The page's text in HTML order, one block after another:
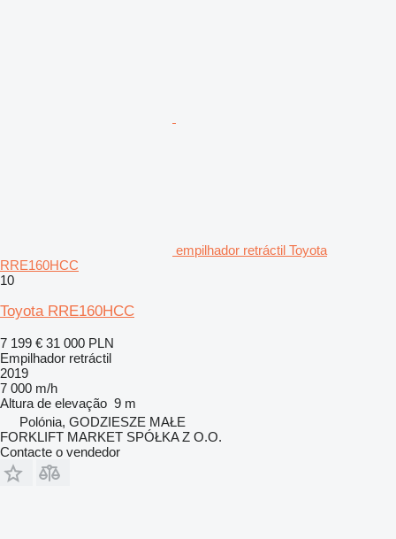
empilhador retráctil Toyota
RRE160HCC
10
Toyota RRE160HCC
7 199 € 31 000 PLN
Empilhador retráctil
2019
7 000 m/h
Altura de elevação 9 m
Polónia, GODZIESZE MAŁE
FORKLIFT MARKET SPÓŁKA Z O.O.
Contacte o vendedor